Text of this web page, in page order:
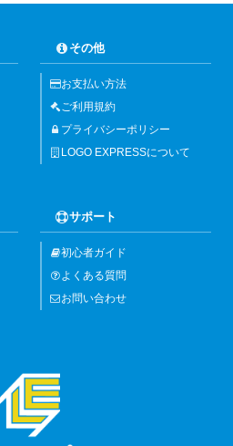
その他
お支払い方法
ご利用規約
プライバシーポリシー
LOGO EXPRESSについて
サポート
初心者ガイド
よくある質問
お問い合わせ